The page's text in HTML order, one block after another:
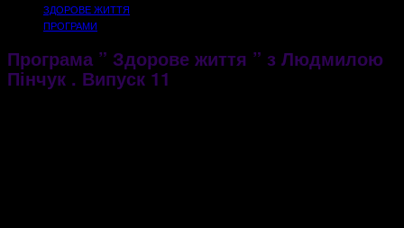
ЗДОРОВЕ ЖИТТЯ
ПРОГРАМИ
Програма ” Здорове життя ” з Людмилою
Пінчук . Випуск 11